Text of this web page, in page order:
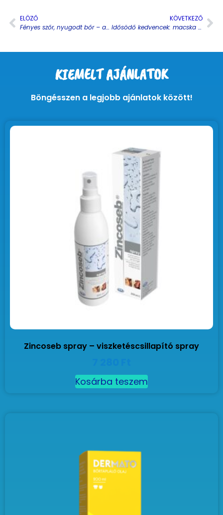
ELÖZŐ
Fényes szőr, nyugodt bőr – amit minden gazdinak érdemes tudnia
KÖVETKEZŐ
Idősödő kedvencek: macska és kutya vitamin a mindennapi támogatásért
KIEMELT AJÁNLATOK
Böngésszen a legjobb ajánlatok között!
Zincoseb spray – viszketéscsillapító spray
Kosárba teszem